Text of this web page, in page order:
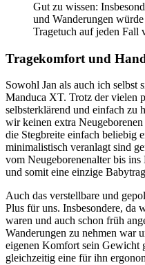
Gut zu wissen:
und Wanderungen
Tragetuch auf jeden Fall
Tragekomfort und
Sowohl Jan als auch ich selbst
Manduca XT. Trotz der vielen
selbsterklärend und einfach zu
wir keinen extra
die Stegbreite einfach beliebig
minimalistisch veranlagt sind
vom Neugeborenenalter bis
und somit eine einzige
Auch das verstellbare und
Plus für uns. Insbesondere, da
waren und auch schon früh
Wanderungen zu nehmen war
eigenen Komfort sein Gewicht
gleichzeitig eine für ihn